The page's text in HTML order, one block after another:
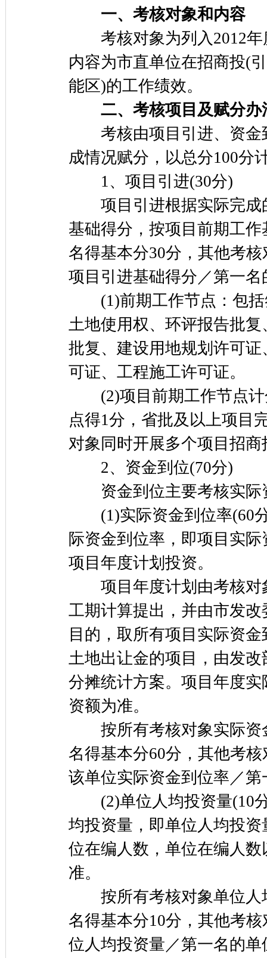
一、考核对象和内容
考核对象为列入2012年
内容为市直单位在招商投(
能区)的工作绩效。
二、考核项目及赋分办
考核由项目引进、资金
成情况赋分，以总分100分
1、项目引进(30分)
项目引进根据实际完成
基础得分，按项目前期工
名得基本分30分，其他考
项目引进基础得分／第一
(1)前期工作节点：包括
土地使用权、环评报告批
批复、建设用地规划许可
可证、工程施工许可证。
(2)项目前期工作节点计
点得1分，省批及以上项目
对象同时开展多个项目招
2、资金到位(70分)
资金到位主要考核实际
(1)实际资金到位率(60分
际资金到位率，即项目实
项目年度计划投资。
项目年度计划由考核对
工期计算提出，并由市发
目的，取所有项目实际资
土地出让金的项目，由发
分摊统计方案。项目年度
资额为准。
按所有考核对象实际资
名得基本分60分，其他考
该单位实际资金到位率／
(2)单位人均投资量(10分
均投资量，即单位人均投
位在编人数，单位在编人
准。
按所有考核对象单位人
名得基本分10分，其他考
位人均投资量／第一名的